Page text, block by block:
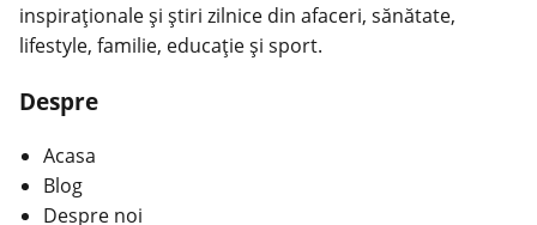
inspiraționale și știri zilnice din afaceri, sănătate,
lifestyle, familie, educație și sport.
Despre
Acasa
Blog
Despre noi